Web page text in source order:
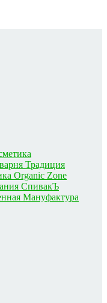
Традиция
Organic Zone
СпивакЪ
Мануфактура